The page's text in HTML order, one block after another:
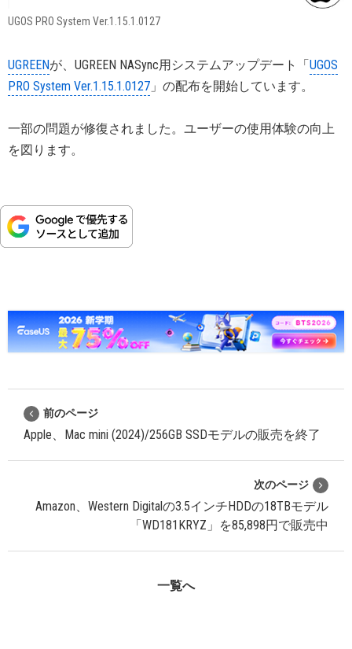
UGOS PRO System Ver.1.15.1.0127
UGREENが、UGREEN NASync用システムアップデート「UGOS
PRO System Ver.1.15.1.0127 」の配布を開始しています。
一部の問題が修復されました。ユーザーの使用体験の向上
を図ります。
前のページ
Apple、Mac mini (2024)/256GB SSDモデルの販売を終了
次のページ
Amazon、Western Digitalの3.5インチHDDの18TBモデル
「WD181KRYZ」を85,898円で販売中
一覧へ